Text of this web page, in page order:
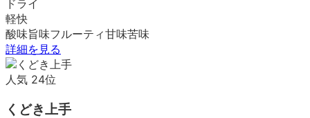
ドライ
軽快
酸味旨味フルーティ甘味苦味
詳細を見る
人気 24位
くどき上手